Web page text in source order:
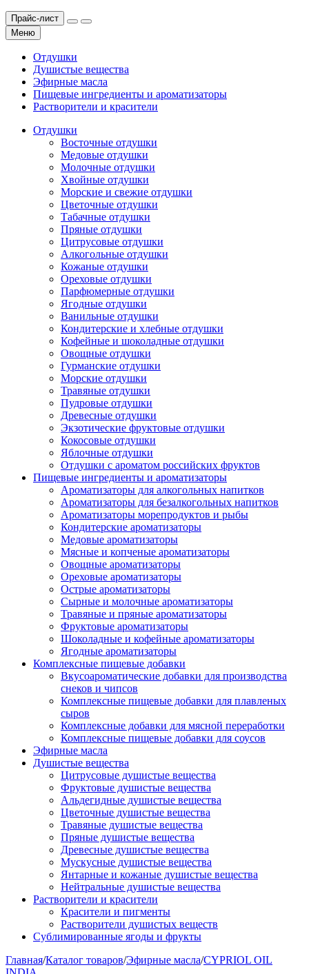
Прайс-лист
Меню
Отдушки
Душистые вещества
Эфирные масла
Пищевые ингредиенты и ароматизаторы
Растворители и красители
Отдушки
Восточные отдушки
Медовые отдушки
Молочные отдушки
Хвойные отдушки
Морские и свежие отдушки
Цветочные отдушки
Табачные отдушки
Пряные отдушки
Цитрусовые отдушки
Алкогольные отдушки
Кожаные отдушки
Ореховые отдушки
Парфюмерные отдушки
Ягодные отдушки
Ванильные отдушки
Кондитерские и хлебные отдушки
Кофейные и шоколадные отдушки
Овощные отдушки
Гурманские отдушки
Морские отдушки
Травяные отдушки
Пудровые отдушки
Древесные отдушки
Экзотические фруктовые отдушки
Кокосовые отдушки
Яблочные отдушки
Отдушки с ароматом российских фруктов
Пищевые ингредиенты и ароматизаторы
Ароматизаторы для алкогольных напитков
Ароматизаторы для безалкогольных напитков
Ароматизаторы морепродуктов и рыбы
Кондитерские ароматизаторы
Медовые ароматизаторы
Мясные и копченые ароматизаторы
Овощные ароматизаторы
Ореховые ароматизаторы
Острые ароматизаторы
Сырные и молочные ароматизаторы
Травяные и пряные ароматизаторы
Фруктовые ароматизаторы
Шоколадные и кофейные ароматизаторы
Ягодные ароматизаторы
Комплексные пищевые добавки
Вкусоароматические добавки для производства
снеков и чипсов
Комплексные пищевые добавки для плавленых
сыров
Комплексные добавки для мясной переработки
Комплексные пищевые добавки для соусов
Эфирные масла
Душистые вещества
Цитрусовые душистые вещества
Фруктовые душистые вещества
Альдегидные душистые вещества
Цветочные душистые вещества
Травяные душистые вещества
Пряные душистые вещества
Древесные душистые вещества
Мускусные душистые вещества
Янтарные и кожаные душистые вещества
Нейтральные душистые вещества
Растворители и красители
Красители и пигменты
Растворители душистых веществ
Сублимированные ягоды и фрукты
Главная/Каталог товаров/Эфирные масла/CYPRIOL OIL